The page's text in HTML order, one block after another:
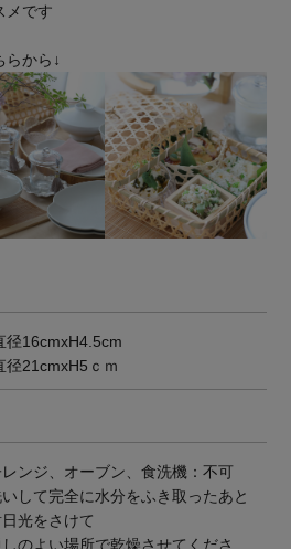
メです
らから↓
径16cmxH4.5cm
径21cmxH5ｃｍ
ンジ、オーブン、食洗機：不可
して完全に水分をふき取ったあと
光をさけて
しのよい場所で乾燥させてくださ